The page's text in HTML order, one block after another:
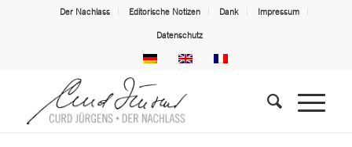
Der Nachlass Editorische Notizen Dank Impressum
Datenschutz